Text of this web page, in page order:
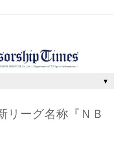
▼
リーグ名称『ＮＢ